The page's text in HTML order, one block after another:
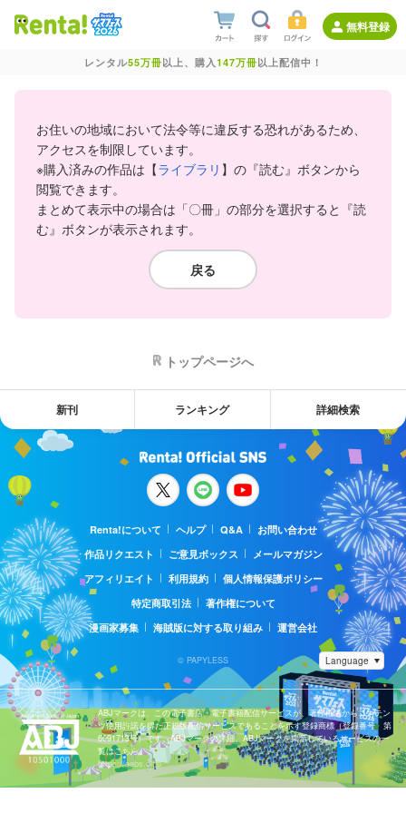
無料登録
レンタル55万冊以上、購入147万冊以上配信中！
お住いの地域において法令等に違反する恐れがあるため、
アクセスを制限しています。
※購入済みの作品は【ライブラリ 】の『読む』ボタンから
閲覧できます。
まとめて表示中の場合は「〇冊」の部分を選択すると『読
む』ボタンが表示されます。
戻る
トップページへ
新刊 ランキング 詳細検索
Renta!について ヘルプ Q&A
お問い合わせ
作品リクエスト
ご意見ボックス
メールマガジン
アフィリエイト
利用規約
個人情報保護ポリシー
特定商取引法
著作権について
漫画家募集
海賊版に対する取り組み 運営会社
© PAPYLESS
ABJマークは、この電子書店・電子書籍配信サービスが、著作権者からコンテン
ツ使用許諾を得た正規版配信サービスであることを示す登録商標（登録番号 第
6091713号）です。ABJマークの詳細、ABJマークを掲示しているサービスの一
覧はこちら。
https://aebs.or.jp